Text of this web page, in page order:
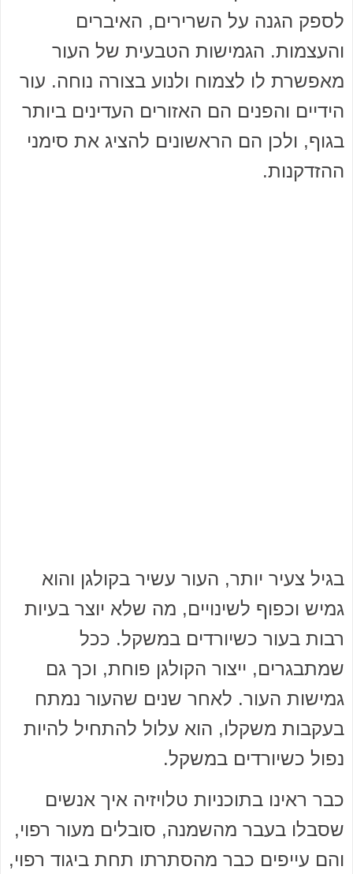
לספק הגנה על השרירים, האיברים
והעצמות. הגמישות הטבעית של העור
מאפשרת לו לצמוח ולנוע בצורה נוחה. עור
הידיים והפנים הם האזורים העדינים ביותר
בגוף, ולכן הם הראשונים להציג את סימני
ההזדקנות.
בגיל צעיר יותר, העור עשיר בקולגן והוא
גמיש וכפוף לשינויים, מה שלא יוצר בעיות
רבות בעור כשיורדים במשקל. ככל
שמתבגרים, ייצור הקולגן פוחת, וכך גם
גמישות העור. לאחר שנים שהעור נמתח
בעקבות משקלו, הוא עלול להתחיל להיות
נפול כשיורדים במשקל.
כבר ראינו בתוכניות טלויזיה איך אנשים
שסבלו בעבר מהשמנה, סובלים מעור רפוי,
והם עייפים כבר מהסתרתו תחת ביגוד רפוי,